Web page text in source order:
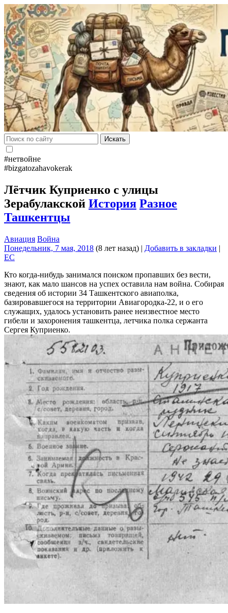
Искать
#нетвойне
#bizgatozahavokerak
Лётчик Куприенко с улицы
Зерабулакской История Разное
Ташкентцы
Авиация Война
Понедельник, 7 мая, 2018 (8 лет назад) | Добавить в закладки |
EC
Кто когда-нибудь занимался поиском пропавших без вести,
знают, как мало шансов на успех оставила нам война. Собирая
сведения об истории 34 Ташкентского авиаполка,
базировавшегося на территории Авиагородка-22, и о его
служащих, удалось установить ранее неизвестное место
гибели и захоронения ташкентца, летчика полка сержанта
Сергея Куприенко.